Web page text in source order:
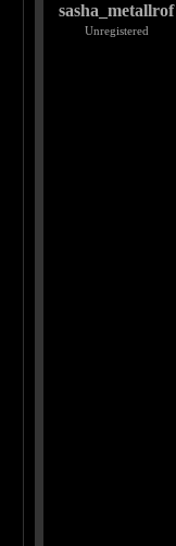
sasha_metallrof
Unregistered